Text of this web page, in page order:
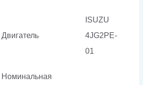
Двигатель
ISUZU
4JG2PE-
01
Номинальная